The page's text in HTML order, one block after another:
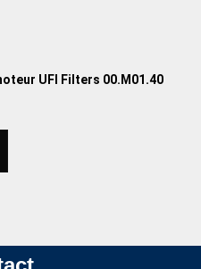
UFI Filters 00.M01.40